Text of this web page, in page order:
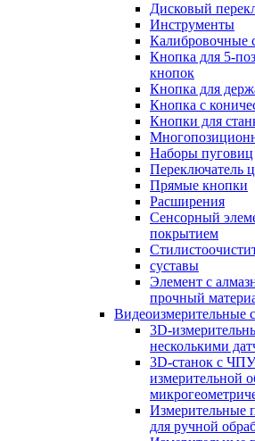
Дисковый
Инструменты
Калибровочные
Кнопка для 5-
кнопок
Кнопка для
Кнопка с
Кнопки для
Наборы пуговиц
Переключатель
Прямые кнопки
Расширения
Сенсорный
покрытием
суставы
Элемент с
прочный
Видеоизмерительные
3D-
несколькими
3D-станок с
измерительной
Измерительные
для ручной